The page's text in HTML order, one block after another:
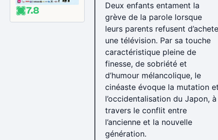
7.8
Deux enfants entament la
grève de la parole lorsque
leurs parents refusent
une télévision. Par sa touche
caractéristique pleine de
finesse, de sobriété et
d’humour mélancolique, le
cinéaste évoque la mutation
l’occidentalisation du Japon, à
travers le conflit entre
l’ancienne et la nouvelle
génération.